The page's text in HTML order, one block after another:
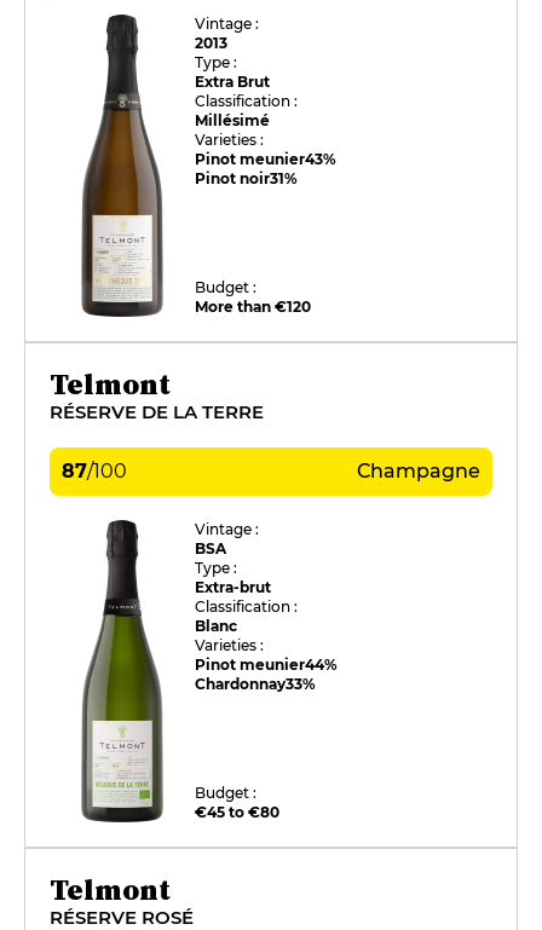
Vintage :
2013
Type :
Extra Brut
Classification :
Millésimé
Varieties :
Pinot meunier43%
Pinot noir31%
Budget :
More than €120
Telmont
RÉSERVE DE LA TERRE
87/100 Champagne
Vintage :
BSA
Type :
Extra-brut
Classification :
Blanc
Varieties :
Pinot meunier44%
Chardonnay33%
Budget :
€45 to €80
Telmont
RÉSERVE ROSÉ